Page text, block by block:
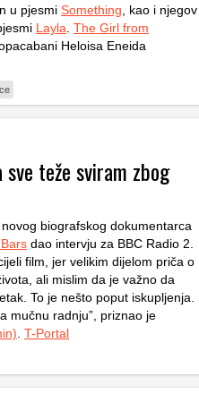
u pjesmi Something , kao i njegov
Layla The Girl from
Heloisa Eneida
teže sviram zbog
biografskog dokumentarca
dao intervju za BBC Radio 2.
film, jer velikim dijelom priča o
ali mislim da je važno da
To je nešto poput iskupljenja.
mučnu radnju”, priznao je
T-Portal